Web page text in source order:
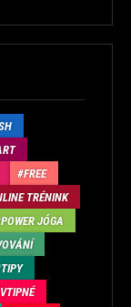
FREE
TRÉNINK
POWER JÓGA
TIPY
VTIPNÉ